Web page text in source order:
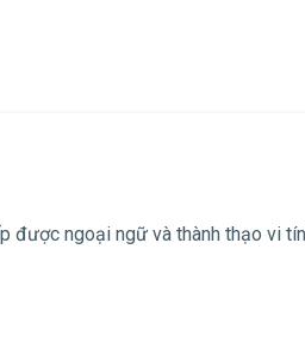
được ngoại ngữ và thành thạo vi